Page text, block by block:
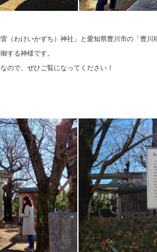
（わけいかずち）神社」と愛知県豊川市の「豊
する神様です。
ので、ぜひご覧になってください！